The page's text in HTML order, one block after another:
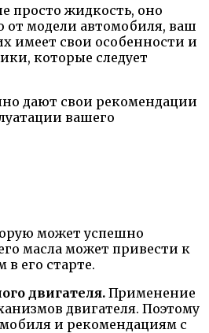
просто жидкость, оно
от модели автомобиля, ваш
имеет свои особенности и
которые следует
дают свои рекомендации
вашего
может успешно
масла может привести к
его старте.
двигателя. Применение
двигателя. Поэтому
и рекомендациям с